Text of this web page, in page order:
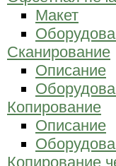
Макет
Сканирование
Описание
Копирование
Описание
Копирование